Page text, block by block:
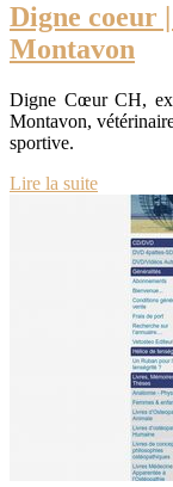
Digne coeur
Montavon
Digne Cœur CH,
Montavon,
sportive.
Lire la suite